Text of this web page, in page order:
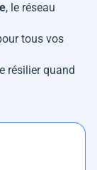
, le réseau
tous vos
résilier quand